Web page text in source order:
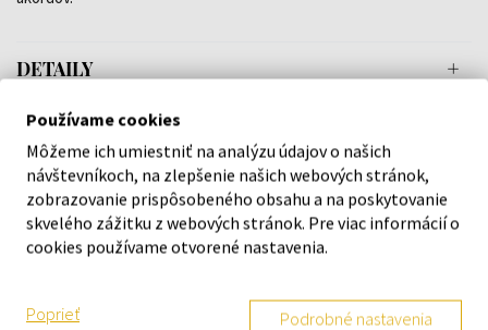
DETAILY
O ZNAČKE
Náš výber na mieru presne pre
Používame cookies
Môžeme ich umiestniť na analýzu údajov o našich
návštevníkoch, na zlepšenie našich webových stránok,
zobrazovanie prispôsobeného obsahu a na poskytovanie
skvelého zážitku z webových stránok. Pre viac informácií o
cookies používame otvorené nastavenia.
Poprieť Podrobné nastavenia